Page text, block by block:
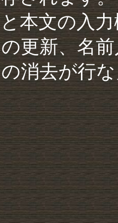
本文の入
更新、名
消去が行